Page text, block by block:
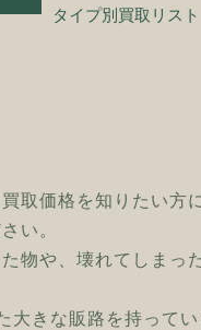
タイプ別買取リスト
取価格を知りたい方
い。
物や、壊れてしまっ
きな販路を持って